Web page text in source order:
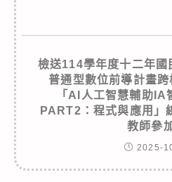
檢送114學年度十二年國
普通型數位前導計畫
「AI人工智慧輔助IA
PART2：程式與應用」
教師參
2025-